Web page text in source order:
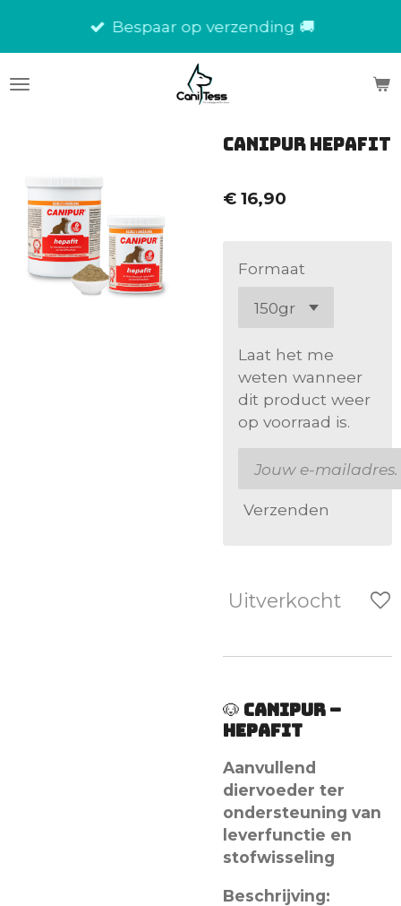
de
Bespaar op verzending 🚚
Canipur Hepafit
€ 16,90
Formaat
Laat het me
weten wanneer
dit product weer
op voorraad is.
Verzenden
Uitverkocht
🐶 CANIPUR –
Hepafit
Aanvullend
diervoeder ter
ondersteuning van
leverfunctie en
stofwisseling
Beschrijving: